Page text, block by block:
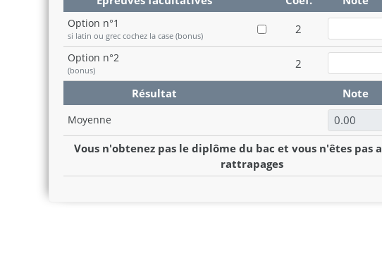
Option n°1
si latin ou grec cochez la case (bonus) 2
Option n°2
(bonus) 2
Résultat Note
Moyenne
Vous n'obtenez pas le diplôme du bac et vous n'êtes pas
rattrapages